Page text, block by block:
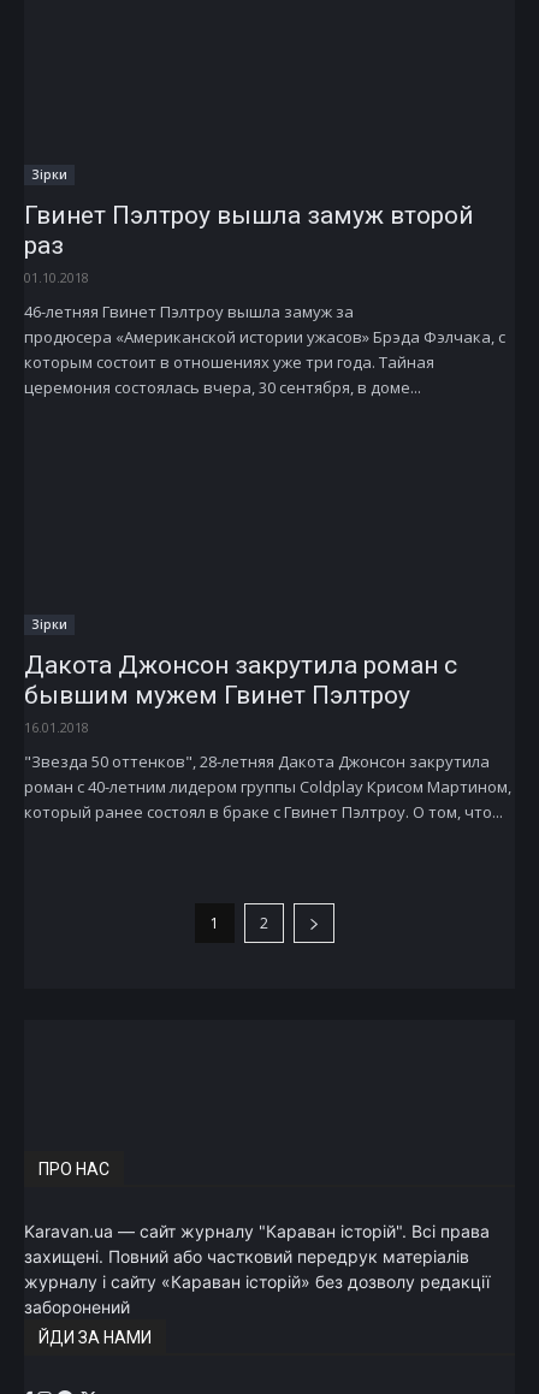
Зірки
Гвинет Пэлтроу вышла замуж второй
раз
01.10.2018
46-летняя Гвинет Пэлтроу вышла замуж за
продюсера «Американской истории ужасов» Брэда Фэлчака, с
которым состоит в отношениях уже три года. Тайная
церемония состоялась вчера, 30 сентября, в доме...
Зірки
Дакота Джонсон закрутила роман с
бывшим мужем Гвинет Пэлтроу
16.01.2018
"Звезда 50 оттенков", 28-летняя Дакота Джонсон закрутила
роман с 40-летним лидером группы Coldplay Крисом Мартином,
который ранее состоял в браке с Гвинет Пэлтроу. О том, что...
1 2
ПРО НАС
Karavan.ua — сайт журналу "Караван історій". Всі права
захищені. Повний або частковий передрук матеріалів
журналу і сайту «Караван історій» без дозволу редакції
заборонений
ЙДИ ЗА НАМИ